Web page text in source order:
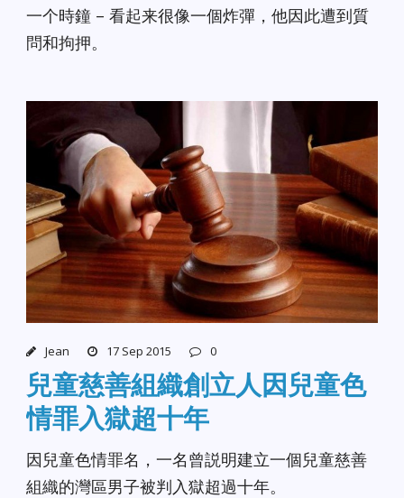
一个時鐘 – 看起来很像一個炸彈，他因此遭到質
問和拘押。
Jean 17 Sep 2015 0
兒童慈善組織創立人因兒童色
情罪入獄超十年
因兒童色情罪名，一名曾説明建立一個兒童慈善
組織的灣區男子被判入獄超過十年。